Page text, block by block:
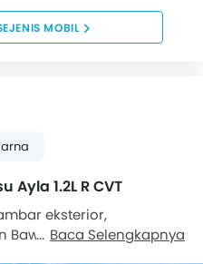
MOBIL
Ayla 1.2L R CVT
eksterior,
Bawah, Tampak
Baca Selengkapnya